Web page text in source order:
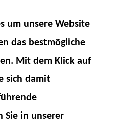
um unsere Website
das bestmögliche
Mit dem Klick auf
sich damit
Sie in unserer